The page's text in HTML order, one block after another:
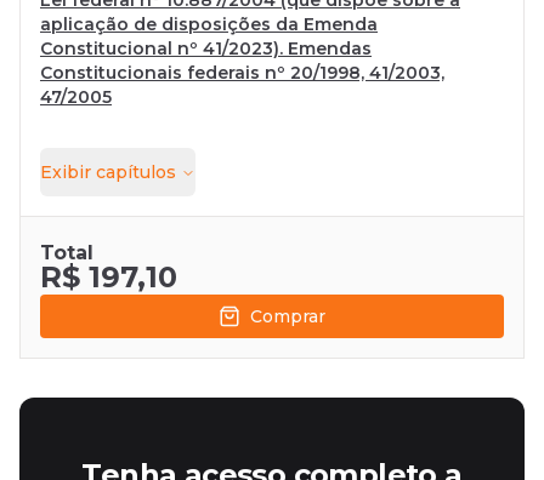
aplicação de disposições da Emenda
Constitucional nº 41/2023). Emendas
Constitucionais federais nº 20/1998, 41/2003,
47/2005
Exibir capítulos
Total
R$ 197,10
Comprar